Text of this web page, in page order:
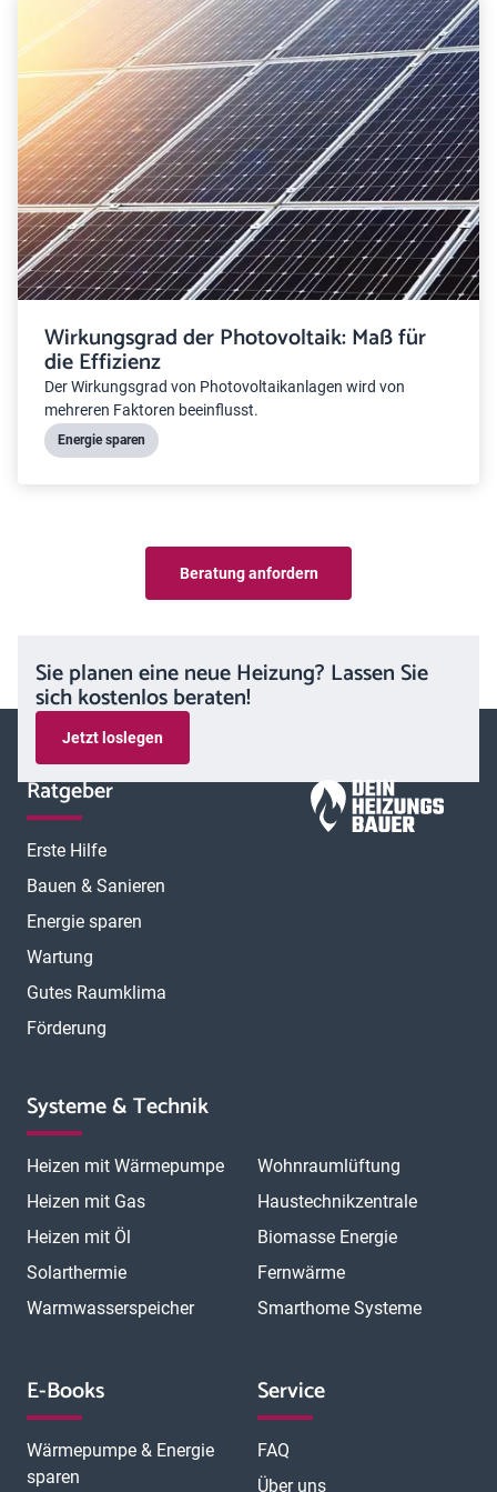
Wirkungsgrad der Photovoltaik: Maß für
die Effizienz
Der Wirkungsgrad von Photovoltaikanlagen wird von
mehreren Faktoren beeinflusst.
Energie sparen
Beratung anfordern
Sie planen eine neue Heizung? Lassen Sie
sich kostenlos beraten!
Jetzt loslegen
Ratgeber
Erste Hilfe
Bauen & Sanieren
Energie sparen
Wartung
Gutes Raumklima
Förderung
Systeme & Technik
Heizen mit Wärmepumpe
Heizen mit Gas
Heizen mit Öl
Solarthermie
Warmwasserspeicher
Wohnraumlüftung
Haustechnikzentrale
Biomasse Energie
Fernwärme
Smarthome Systeme
E-Books
Wärmepumpe & Energie
sparen
Service
FAQ
Über uns